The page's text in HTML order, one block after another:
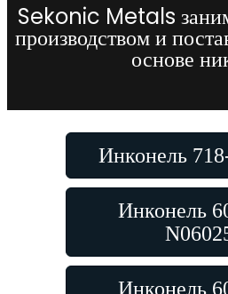
Sekonic Metals
производством и
основе
Инконель
Инконель
Инконель